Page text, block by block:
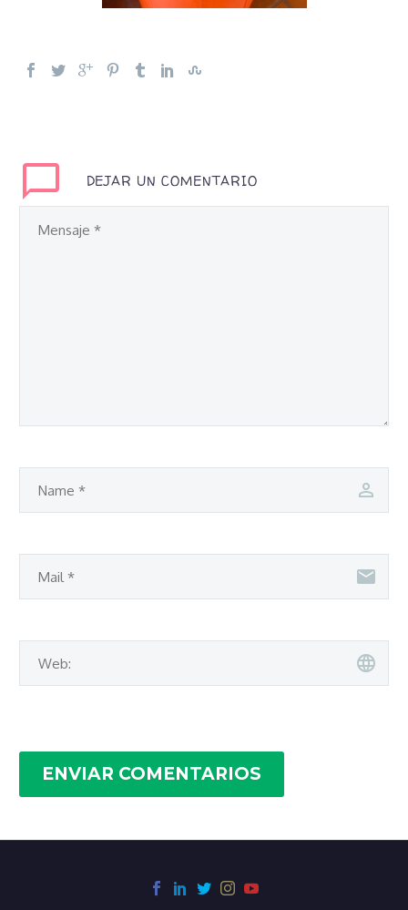
DEJAR UN COMENTARIO
ENVIAR COMENTARIOS